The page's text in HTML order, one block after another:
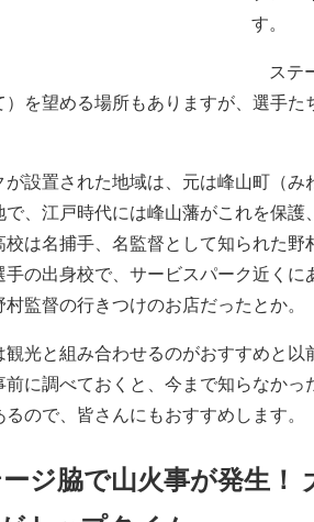
す。
ステ
）を望める場所もありますが、選手
設置された地域は、元は峰山町（み
、江戸時代には峰山藩がこれを保護
は名捕手、名監督として知られた
の出身校で、サービスパーク近くに
監督の行きつけのお店だったとか。
光と組み合わせるのがおすすめと以
に調べておくと、今まで知らなか
ので、皆さんにもおすすめします。
ジ脇で山火事が発生！